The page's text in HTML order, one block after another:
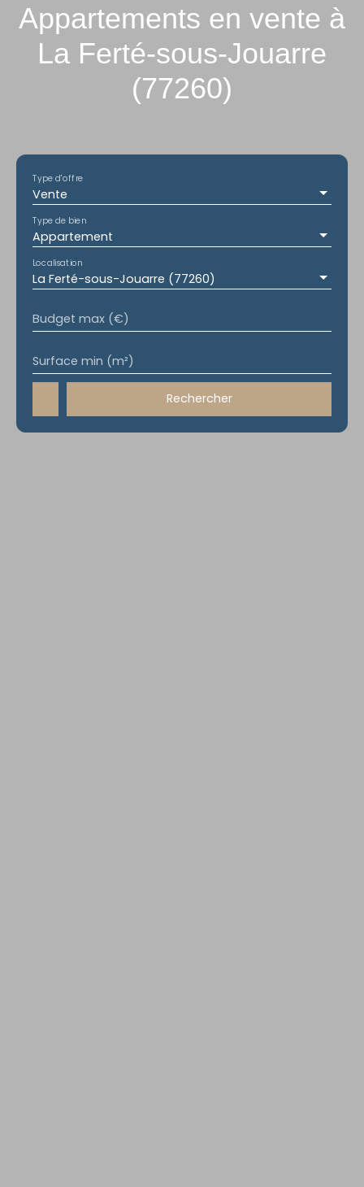
Appartements en vente à
La Ferté-sous-Jouarre
(77260)
Vente
Type d'offre
Appartement
Type de bien
La Ferté-sous-Jouarre (77260)
Localisation
Budget max (€)
Surface min (m²)
Rechercher